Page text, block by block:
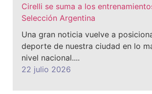
Cirelli se suma a los
Selección Argentina
​Una gran noticia vuelve a
deporte de nuestra ciudad en lo
nivel nacional....
22 julio 2026